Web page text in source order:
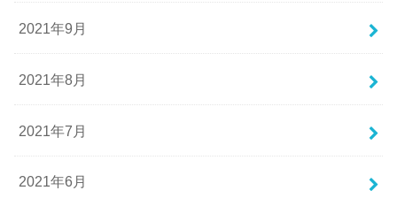
2021年9月
2021年8月
2021年7月
2021年6月